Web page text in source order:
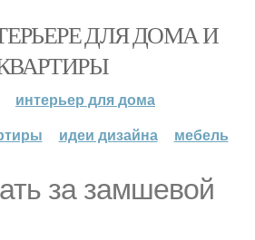
ДЛЯ ДОМА И
интерьер для дома
идеи дизайна мебель
за замшевой